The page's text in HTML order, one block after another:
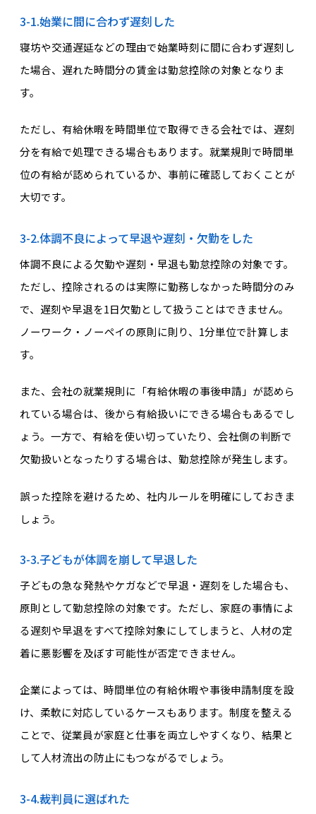
3-1.始業に間に合わず遅刻した
寝坊や交通遅延などの理由で始業時刻に間に合わず遅刻し
た場合、遅れた時間分の賃金は勤怠控除の対象となりま
す。
ただし、有給休暇を時間単位で取得できる会社では、遅刻
分を有給で処理できる場合もあります。就業規則で時間単
位の有給が認められているか、事前に確認しておくことが
大切です。
3-2.体調不良によって早退や遅刻・欠勤をした
体調不良による欠勤や遅刻・早退も勤怠控除の対象です。
ただし、控除されるのは実際に勤務しなかった時間分のみ
で、遅刻や早退を1日欠勤として扱うことはできません。
ノーワーク・ノーペイの原則に則り、1分単位で計算しま
す。
また、会社の就業規則に「有給休暇の事後申請」が認めら
れている場合は、後から有給扱いにできる場合もあるでし
ょう。一方で、有給を使い切っていたり、会社側の判断で
欠勤扱いとなったりする場合は、勤怠控除が発生します。
誤った控除を避けるため、社内ルールを明確にしておきま
しょう。
3-3.子どもが体調を崩して早退した
子どもの急な発熱やケガなどで早退・遅刻をした場合も、
原則として勤怠控除の対象です。ただし、家庭の事情によ
る遅刻や早退をすべて控除対象にしてしまうと、人材の定
着に悪影響を及ぼす可能性が否定できません。
企業によっては、時間単位の有給休暇や事後申請制度を設
け、柔軟に対応しているケースもあります。制度を整える
ことで、従業員が家庭と仕事を両立しやすくなり、結果と
して人材流出の防止にもつながるでしょう。
3-4.裁判員に選ばれた